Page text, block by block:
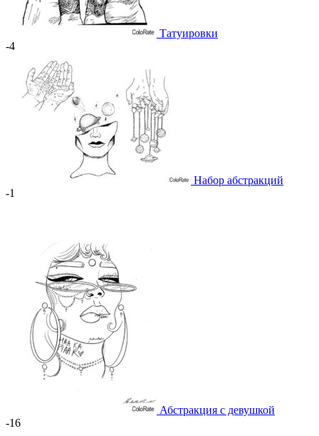
Татуировки
-4
Набор абстракций
-1
Абстракция с девушкой
-16